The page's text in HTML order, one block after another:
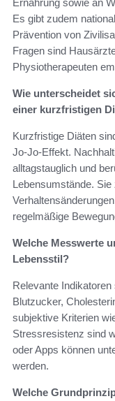
Ernährung sowie an
Es gibt zudem
Prävention von
Fragen sind
Physiotherapeuten
Wie unterscheidet
einer kurzfristigen
Kurzfristige Diäten
Jo‑Jo‑Effekt.
alltagstauglich und
Lebensumstände.
regelmäßige
Welche Messwerte
Lebensstil?
Relevante
Blutzucker,
subjektive Kriterien
Stressresistenz sind
oder Apps können
werden.
Welche